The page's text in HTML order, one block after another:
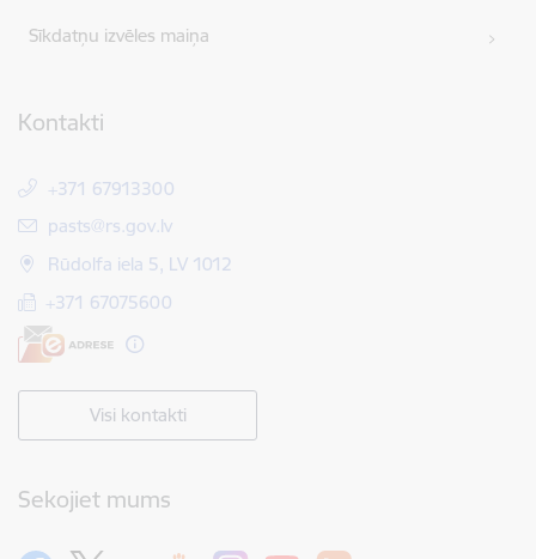
Sīkdatņu izvēles maiņa
Kontakti
+371 67913300
E-pasts:
pasts@rs.gov.lv
Rūdolfa iela 5, LV 1012
+371 67075600
Visi kontakti
Sekojiet mums